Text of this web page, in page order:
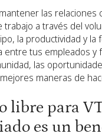
las relaciones
trabajo a través del
la productividad y la
entre tus empleados y
las
maneras de
libre para
es un